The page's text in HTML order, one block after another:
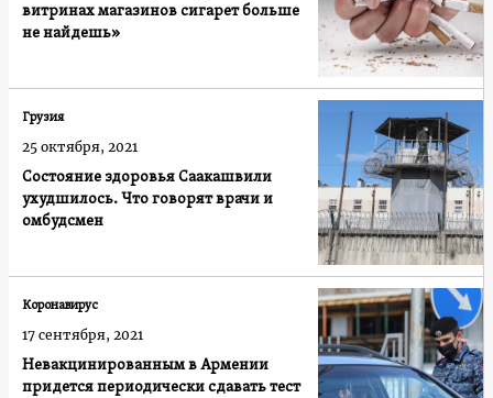
витринах магазинов сигарет больше
не найдешь»
Состояние здоровья Саакашвили
ухудшилось. Что говорят врачи и
омбудсмен
Грузия
25 октября, 2021
Невакцинированным в Армении
придется периодически сдавать тест
Коронавирус
17 сентября, 2021